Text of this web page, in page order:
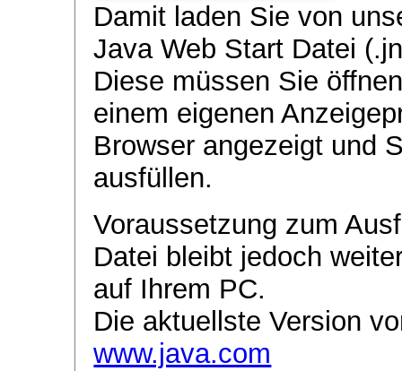
Damit laden Sie von
Java Web Start Datei
Diese müssen Sie
einem eigenen
Browser angezeigt und
ausfüllen.
Voraussetzung zum
Datei bleibt jedoch
auf Ihrem PC.
Die aktuellste Version
www.java.com